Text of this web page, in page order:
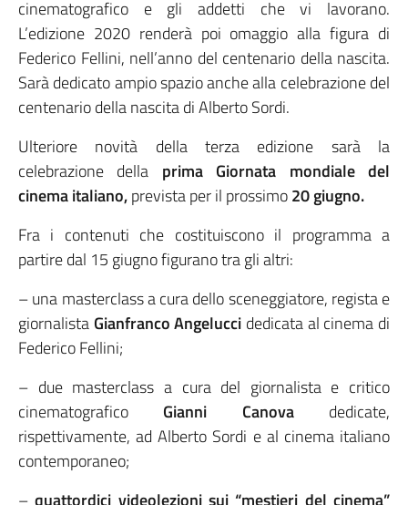
cinematografico e gli addetti che vi lavorano.
L’edizione 2020 renderà poi omaggio alla figura di
Federico Fellini, nell’anno del centenario della nascita.
Sarà dedicato ampio spazio anche alla celebrazione del
centenario della nascita di Alberto Sordi.
Ulteriore novità della terza edizione sarà la
celebrazione della prima Giornata mondiale del
cinema italiano,prevista per il prossimo20 giugno.
Fra i contenuti che costituiscono il programma a
partire dal 15 giugno figurano tra gli altri:
– una masterclass a cura dello sceneggiatore, regista e
giornalista Gianfranco Angelucci dedicata al cinema di
Federico Fellini;
– due masterclass a cura del giornalista e critico
cinematografico Gianni Canovadedicate,
rispettivamente, ad Alberto Sordi e al cinema italiano
contemporaneo;
–quattordici videolezioni sui “mestieri del cinema”